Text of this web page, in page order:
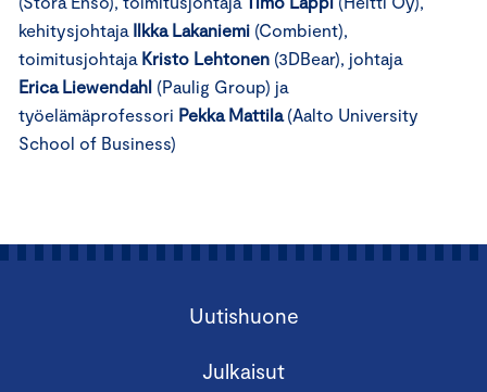
kehitysjohtaja Ilkka Lakaniemi (Combient),
toimitusjohtaja Kristo Lehtonen (3DBear), johtaja
Erica Liewendahl (Paulig Group) ja
työelämäprofessori Pekka Mattila (Aalto University
School of Business)
Uutishuone
Julkaisut